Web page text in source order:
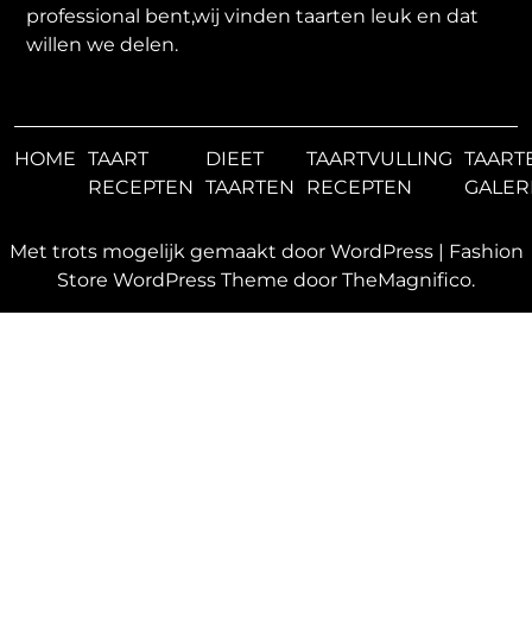
professional bent,wij vinden taarten leuk en dat
willen we delen.
HOME TAART
RECEPTEN
DIEET
TAARTEN
TAARTVULLING
RECEPTEN
Met trots mogelijk gemaakt door WordPress | Fashion
Store WordPress Theme door TheMagnifico.